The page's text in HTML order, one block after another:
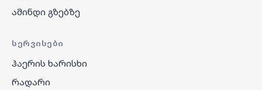
ამინდი გზებზე
ᲡᲔᲠᲕᲘᲡᲔᲑᲘ
ჰაერის ხარისხი
რადარი